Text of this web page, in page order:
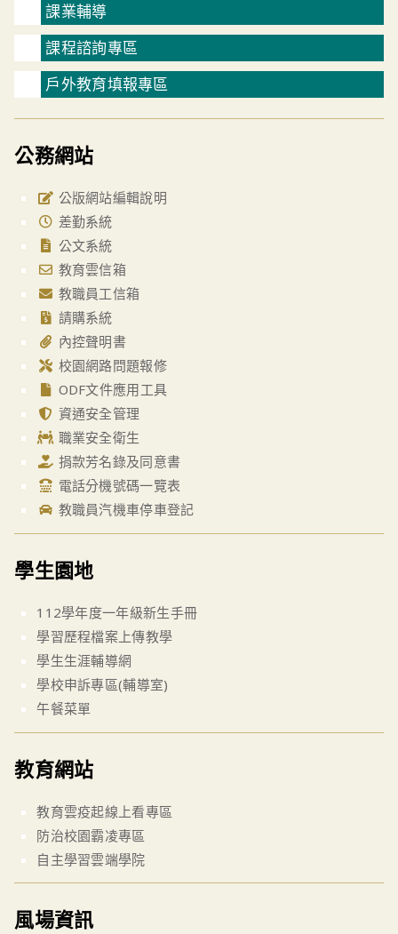
課業輔導
課程諮詢專區
戶外教育填報專區
公務網站
公版網站編輯說明
差勤系統
公文系統
教育雲信箱
教職員工信箱
請購系統
內控聲明書
校園網路問題報修
ODF文件應用工具
資通安全管理
職業安全衛生
捐款芳名錄及同意書
電話分機號碼一覽表
教職員汽機車停車登記
學生園地
112學年度一年級新生手冊
學習歷程檔案上傳教學
學生生涯輔導網
學校申訴專區(輔導室)
午餐菜單
教育網站
教育雲疫起線上看專區
防治校園霸凌專區
自主學習雲端學院
風場資訊